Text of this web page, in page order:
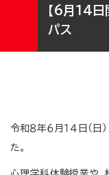
【6月14日
パス
令和８年６月１４日（
た。